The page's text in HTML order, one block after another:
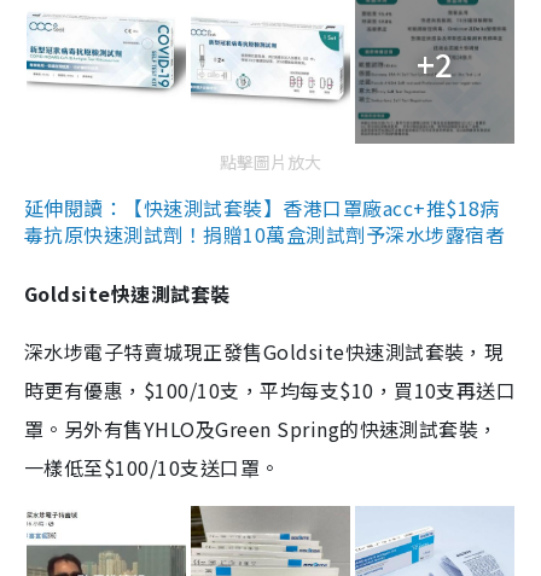
+2
點擊圖片放大
延伸閱讀：【快速測試套裝】香港口罩廠acc+推$18病
毒抗原快速測試劑！捐贈10萬盒測試劑予深水埗露宿者
Goldsite快速測試套裝
深水埗電子特賣城現正發售Goldsite快速測試套裝，現
時更有優惠，$100/10支，平均每支$10，買10支再送口
罩。另外有售YHLO及Green Spring的快速測試套裝，
一樣低至$100/10支送口罩。